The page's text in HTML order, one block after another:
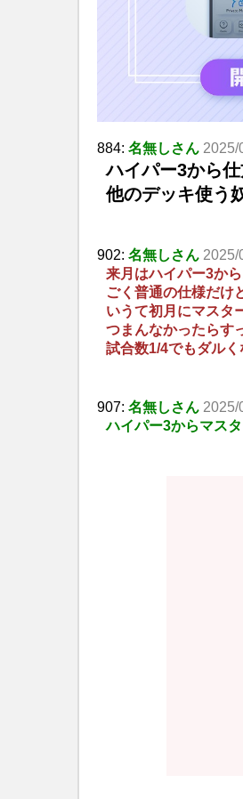
884: 名無しさん 2025/
ハイパー3から
他のデッキ使う
902: 名無しさん 2025/
来月はハイパー3か
ごく普通の仕様だけ
いうて初月にマスタ
つまんなかったらす
試合数1/4でもダル
907: 名無しさん 2025/
ハイパー3からマス